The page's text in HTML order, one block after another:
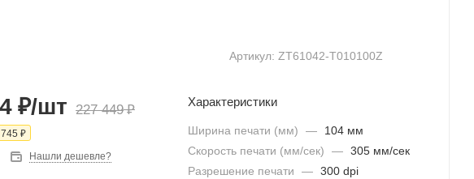
Артикул: ZT61042-T010100Z
₽/шт 227 449₽
₽
Нашли дешевле?
Характеристики
Ширина печати (мм) —
104 мм
Скорость печати (мм/сек)
— 305 мм/сек
Разрешение печати
— 300 dpi